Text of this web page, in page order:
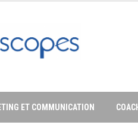
ET COMMUNICATION